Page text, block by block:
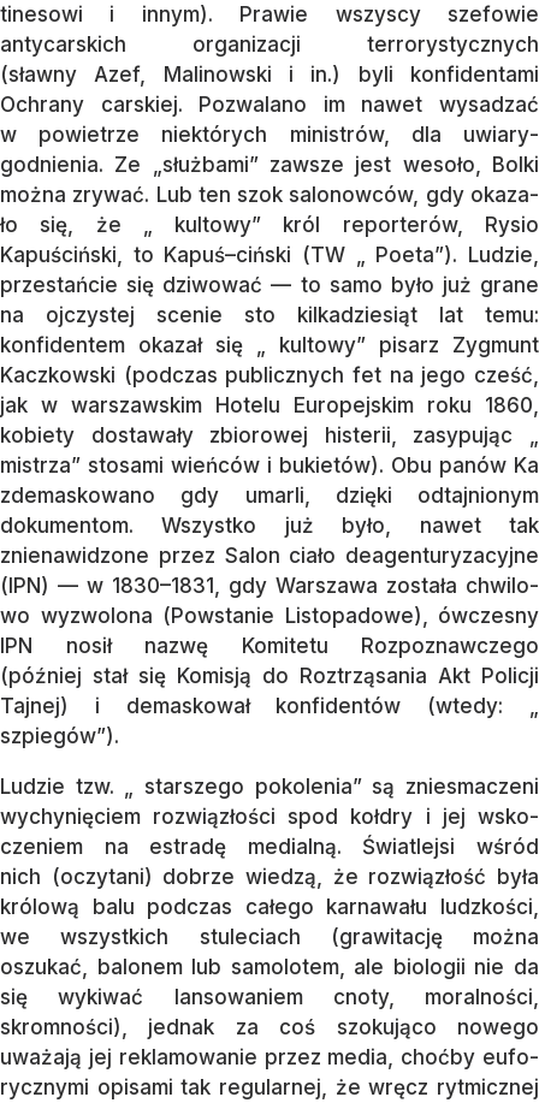
tinesowi i innym). Prawie wszyscy szefowie
antycarskich or­ga­niza­cji terrorystycznych
(sławny Azef, Malinow­ski i in.) byli konfidentami
Ochra­ny cars­kiej. Pozwalano im nawet wysadzać
w powietrze nie­któ­rych mi­nis­trów, dla uwiary­
godnienia. Ze „służ­bami” zawsze jest we­soło, Bolki
można zry­wać. Lub ten szok salonowców, gdy oka­­za­
ło się, że „ kultowy” król reporterów, Ry­sio
Kapuściński, to Ka­puś–ciń­ski (TW „ Poe­­ta”). Ludzie,
prze­sta­ńcie się dziwować — to samo było już grane
na ojczystej scenie sto kilkadziesiąt lat temu:
konfidentem oka­zał się „ kultowy” pisarz Zygmunt
Kacz­kow­ski (podczas publicznych fet na jego cześć,
jak w warszawskim Hotelu Euro­pejs­kim roku 1860,
kobiety dostawały zbio­rowej hi­sterii, zasypując „
mistrza” stosami wień­ców i bukietów). Obu panów Ka
zde­maskowano gdy umarli, dzięki od­taj­nio­nym
dokumentom. Wszystko już było, na­wet tak
znienawidzone przez Sa­lon ciało de­agenturyzacyjne
(IPN) — w 1830–1831, gdy Warszawa została chwi­lo­­
wo wyzwo­lo­na (Powstanie Listo­pa­do­we), ówczesny
IPN nosił nazwę Komitetu Roz­poz­naw­cze­go
(później stał się Komisją do Roz­trzą­sa­nia Akt Policji
Tajnej) i demaskował kon­fi­dentów (wtedy: „
szpiegów”).
Ludzie tzw. „ starszego pokolenia” są zniesmaczeni
wychynięciem roz­wiąz­łości spod kołdry i jej wsko­
czeniem na estradę medialną. Światlejsi wśród
nich (oczy­ta­ni) dobrze wiedzą, że rozwiązłość była
kró­lo­wą balu podczas całego karnawału ludz­koś­ci,
we wszystkich stuleciach (gra­witację można
oszukać, balonem lub samolotem, ale biologii nie da
się wykiwać lan­so­wa­niem cnoty, moralności,
skromności), jed­nak za coś szokująco nowego
uważają jej reklamowanie przez media, choćby eu­fo­
rycznymi opisami tak regularnej, że wręcz rytmicznej